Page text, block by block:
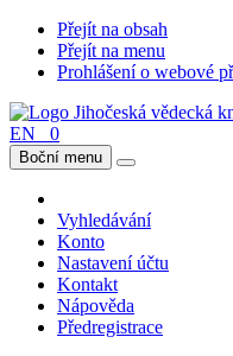
Přejít na obsah
Přejít na menu
Prohlášení o webové
EN 0
Boční menu
Vyhledávání
Konto
Nastavení účtu
Kontakt
Nápověda
Předregistrace